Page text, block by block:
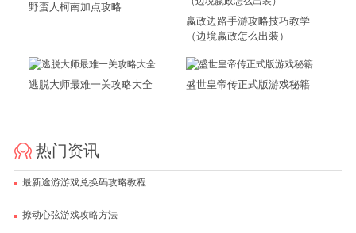
野蛮人柯南加点攻略
嬴政边路手游攻略技巧教学
（边境嬴政怎么出装）
逃脱大师最难一关攻略大全 盛世皇帝传正式版游戏秘籍
热门资讯
最新途游游戏兑换码攻略教程
撩动心弦游戏攻略方法